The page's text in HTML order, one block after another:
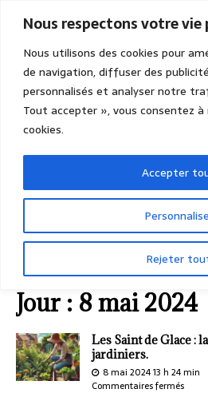
Nous respectons votre vie
Nous utilisons des cookies pour
de navigation, diffuser des
personnalisés et analyser notre
Tout accepter », vous consentez
cookies.
Rejeter
Accepter
MAI 08
Jour : 8 mai 2024
Les Saint de Glace :
jardiniers.
8 mai 2024 13 h 24 min
Commentaires fermés